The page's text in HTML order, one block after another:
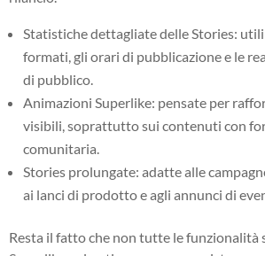
Statistiche dettagliate delle Stories:
formati, gli orari di pubblicazione e le
di pubblico.
Animazioni Superlike: pensate per
visibili, soprattutto sui contenuti con
comunitaria.
Stories prolungate: adatte alle
ai lanci di prodotto e agli annunci di
Resta il fatto che non tutte le funzionalità